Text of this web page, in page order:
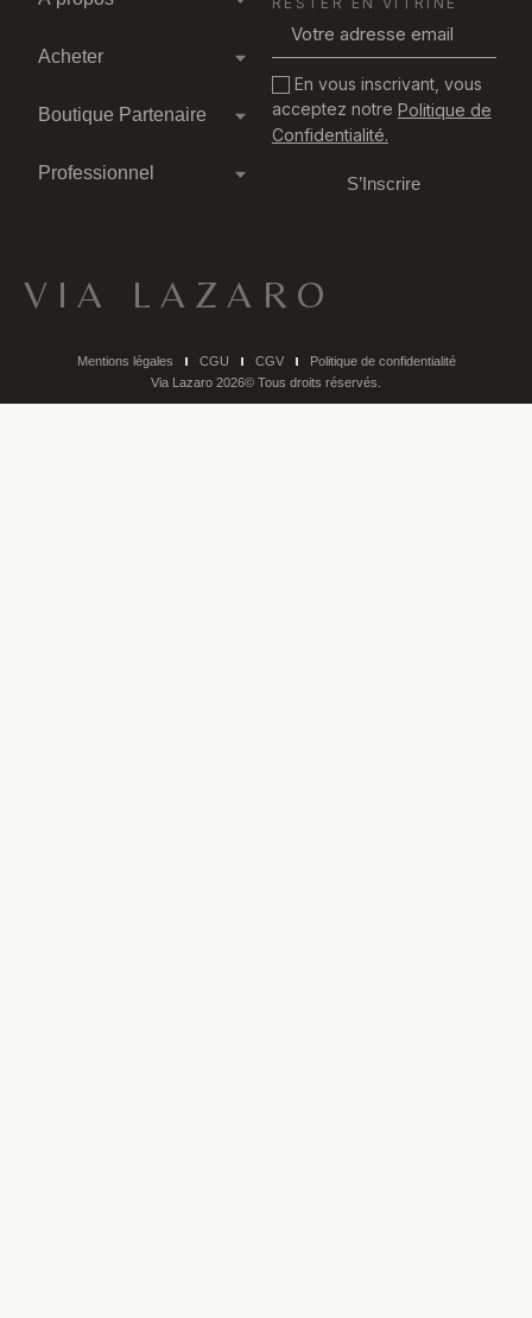
Acheter
Boutique Partenaire
Professionnel
En vous inscrivant, vous
acceptez notre Politique de
Confidentialité.
S’Inscrire
VIA LAZARO
Mentions légales CGU CGV
Politique de confidentialité
Via Lazaro 2026© Tous droits réservés.